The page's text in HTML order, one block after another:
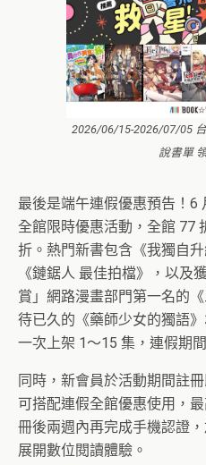
2026/06/15-2026/07/05
說書單
最後是端午連假優惠預告！6
全館限時優惠活動，全館 77
折。熱門新書包含《我獨自
《鏈鋸人 最佳拍檔》，以及
賞」網路漫畫部門第一名的
待已久的《藥師少女的獨語
一次上架 1～15 集，連假期
同時，新會員於活動期間註
可搭配連假全館優惠使用，
冊後兩週內再完成手機認證
展開數位閱讀體驗。